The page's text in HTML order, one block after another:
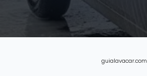
guialavacar.com